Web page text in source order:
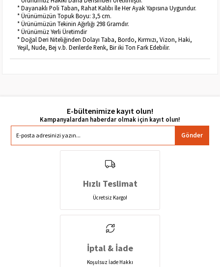
* Dayanaklı Poli Taban, Rahat Kalıbı İle Her Ayak Yapısına Uygundur.
* Ürünümüzün Topuk Boyu: 3,5 cm.
* Ürünümüzün Tekinin Ağırlığı 298 Gramdır.
* Ürünümüz Yerli Üretimdir
* Doğal Deri Niteliğinden Dolayı Taba, Bordo, Kırmızı, Vizon, Haki,
Yeşil, Nude, Bej v.b. Derilerde Renk, Bir iki Ton Fark Edebilir.
E-bültenimize kayıt olun!
Gönder
Hızlı Teslimat
Ücretsiz Kargo!
İptal & İade
Koşulsuz İade Hakkı